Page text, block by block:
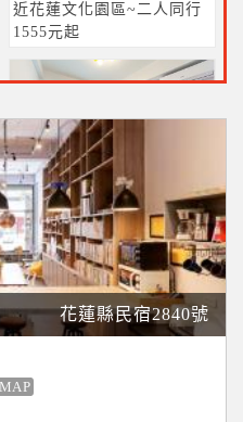
近花蓮文化園區~二人同行
1555元起
今古安民宿
近東大門夜市~民宿直接訂
$1500起
4人好友家庭房2450元起
花蓮縣民宿2840號
MAP